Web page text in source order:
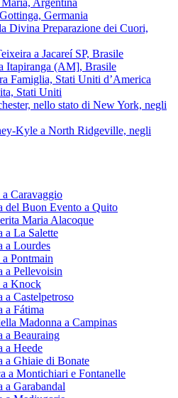
Germania
Divina Preparazione dei Cuori,
a Jacareí SP, Brasile
Itapiranga (AM], Brasile
Famiglia, Stati Uniti d’America
Stati Uniti
nello stato di New York, negli
Kyle a North Ridgeville, negli
Caravaggio
del Buon Evento a Quito
Maria Alacoque
a La Salette
a Lourdes
Pontmain
a Pellevoisin
a Knock
Castelpetroso
a Fátima
Madonna a Campinas
a Beauraing
a Heede
a Ghiaie di Bonate
a Montichiari e Fontanelle
Garabandal